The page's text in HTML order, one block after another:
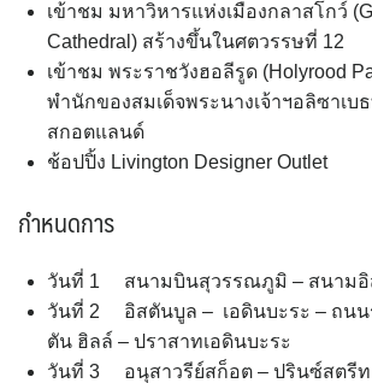
เข้าชม มหาวิหารแห่งเมืองกลาสโกว์
Cathedral) สร้างขึ้นในศตวรรษที่ 12
เข้าชม พระราชวังฮอลีรูด (Holyrood
พำนักของสมเด็จพระนางเจ้าฯอลิซาเบ
สกอตแลนด์
ช้อปปิ้ง Livington Designer Outlet
กำหนดการ
วันที่ 1 สนามบินสุวรรณภูมิ – สนามอิ
วันที่ 2 อิสตันบูล – เอดินบะระ – ถนน
ตัน ฮิลล์ – ปราสาทเอดินบะระ
วันที่ 3 อนุสาวรีย์สก็อต – ปรินซ์สตรีท